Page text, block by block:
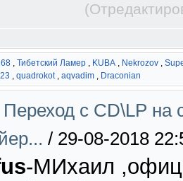
, Тибетский Ламер , KUBA , Nekrozov ,
, quadrokot, aqvadim , Draconian
Переход с CD\LP на
/ 29-08-2018
-МИхаил